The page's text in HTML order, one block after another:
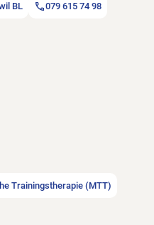
BL 079 615 74 98
Trainingstherapie (MTT)